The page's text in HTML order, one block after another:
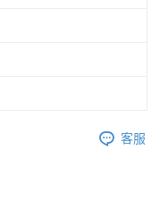
客服